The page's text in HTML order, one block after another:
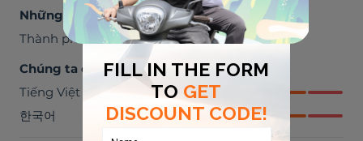
Những nơi chúng ta có thể đến thăm quan
Thành phố Hồ Chí Minh,Việt Nam
Chúng ta có thể trò chuyện bằng
Tiếng Việt
한국어